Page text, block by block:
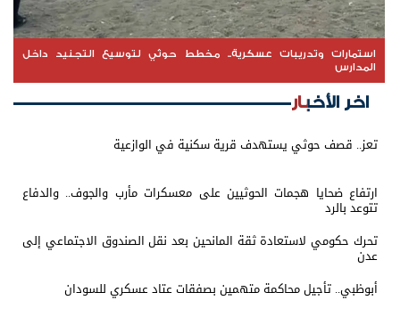
استمارات وتدريبات عسكرية.. مخطط حوثي لتوسيع التجنيد داخل
المدارس
اخر الأخبار
تعز.. قصف حوثي يستهدف قرية سكنية في الوازعية
ارتفاع ضحايا هجمات الحوثيين على معسكرات مأرب والجوف.. والدفاع
تتوعد بالرد
تحرك حكومي لاستعادة ثقة المانحين بعد نقل الصندوق الاجتماعي إلى
عدن
أبوظبي.. تأجيل محاكمة متهمين بصفقات عتاد عسكري للسودان